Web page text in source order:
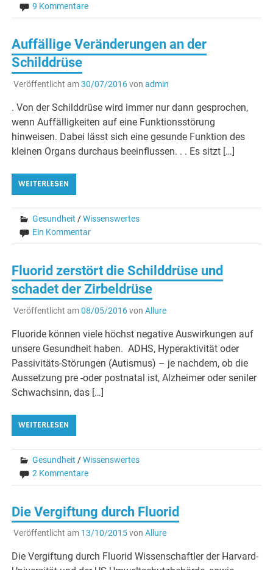
9 Kommentare
Auffällige Veränderungen an der
Schilddrüse
Veröffentlicht am30/07/2016von admin
. Von der Schilddrüse wird immer nur dann gesprochen,
wenn Auffälligkeiten auf eine Funktionsstörung
hinweisen. Dabei lässt sich eine gesunde Funktion des
kleinen Organs durchaus beeinflussen. . . Es sitzt […]
WEITERLESEN
Gesundheit /Wissenswertes
Ein Kommentar
Fluorid zerstört die Schilddrüse und
schadet der Zirbeldrüse
Veröffentlicht am08/05/2016von Allure
Fluoride können viele höchst negative Auswirkungen auf
unsere Gesundheit haben. ADHS, Hyperaktivität oder
Passivitäts-Störungen (Autismus) – je nachdem, ob die
Aussetzung pre -oder postnatal ist, Alzheimer oder seniler
Schwachsinn, das […]
WEITERLESEN
Gesundheit /Wissenswertes
2 Kommentare
Die Vergiftung durch Fluorid
Veröffentlicht am 13/10/2015von Allure
Die Vergiftung durch Fluorid Wissenschaftler der Harvard-